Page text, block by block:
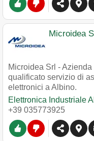
Microidea
Microidea Srl -
qualificato servizio di
elettronici a Albino.
Elettronica Industriale
+39 035773925